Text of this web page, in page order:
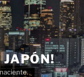
JAPÓN!